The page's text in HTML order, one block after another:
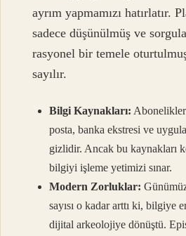
ayrım yapmamızı hatırlatır.
sadece düşünülmüş ve
rasyonel bir temele
sayılır.
Bilgi Kaynakları:
posta, banka ekstresi ve
gizlidir. Ancak bu kaynakları
bilgiyi işleme yetimizi sınar.
Modern Zorluklar:
sayısı o kadar arttı ki, bilgiye
dijital arkeolojiye dönüştü.